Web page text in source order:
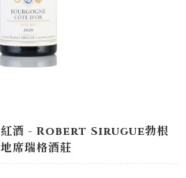
紅酒 - Robert Sirugue勃根
地席瑞格酒莊